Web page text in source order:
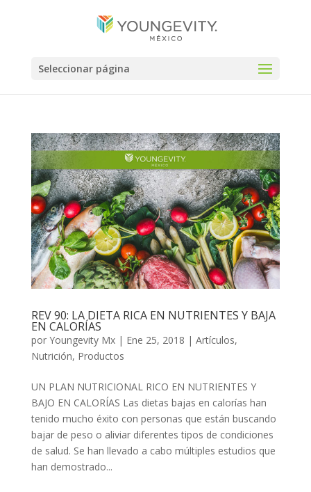
Seleccionar página
REV 90: LA DIETA RICA EN NUTRIENTES Y BAJA
EN CALORÍAS
por Youngevity Mx| Ene 25, 2018 | Artículos,
Nutrición, Productos
UN PLAN NUTRICIONAL RICO EN NUTRIENTES Y
BAJO EN CALORÍAS Las dietas bajas en calorías han
tenido mucho éxito con personas que están buscando
bajar de peso o aliviar diferentes tipos de condiciones
de salud. Se han llevado a cabo múltiples estudios que
han demostrado...